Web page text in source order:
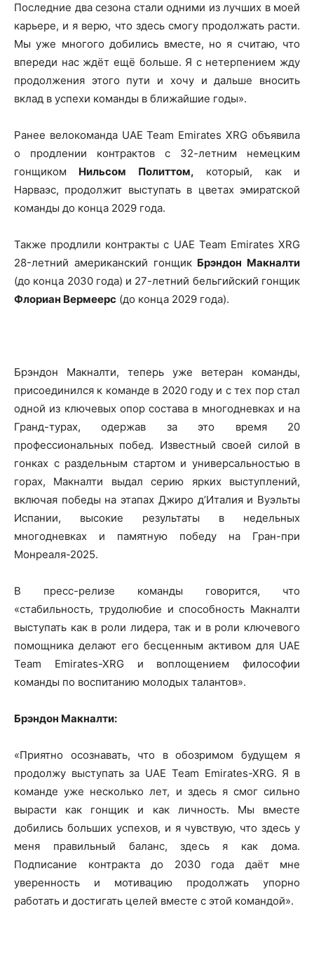
Последние два сезона стали одними из лучших в моей
карьере, и я верю, что здесь смогу продолжать расти.
Мы уже многого добились вместе, но я считаю, что
впереди нас ждёт ещё больше. Я с нетерпением жду
продолжения этого пути и хочу и дальше вносить
вклад в успехи команды в ближайшие годы».
Ранее велокоманда UAE Team Emirates XRG объявила
о продлении контрактов с 32-летним немецким
гонщиком Нильсом Политтом, который, как и
Нарваэс, продолжит выступать в цветах эмиратской
команды до конца 2029 года.
Также продлили контракты с UAE Team Emirates XRG
28-летний американский гонщик Брэндон Макналти
(до конца 2030 года) и 27-летний бельгийский гонщик
Флориан Вермеерс (до конца 2029 года).
Брэндон Макналти, теперь уже ветеран команды,
присоединился к команде в 2020 году и с тех пор стал
одной из ключевых опор состава в многодневках и на
Гранд-турах, одержав за это время 20
профессиональных побед. Известный своей силой в
гонках с раздельным стартом и универсальностью в
горах, Макналти выдал серию ярких выступлений,
включая победы на этапах Джиро д’Италия и Вуэльты
Испании, высокие результаты в недельных
многодневках и памятную победу на Гран-при
Монреаля-2025.
В пресс-релизе команды говорится, что
«стабильность, трудолюбие и способность Макналти
выступать как в роли лидера, так и в роли ключевого
помощника делают его бесценным активом для UAE
Team Emirates-XRG и воплощением философии
команды по воспитанию молодых талантов».
Брэндон Макналти:
«Приятно осознавать, что в обозримом будущем я
продолжу выступать за UAE Team Emirates-XRG. Я в
команде уже несколько лет, и здесь я смог сильно
вырасти как гонщик и как личность. Мы вместе
добились больших успехов, и я чувствую, что здесь у
меня правильный баланс, здесь я как дома.
Подписание контракта до 2030 года даёт мне
уверенность и мотивацию продолжать упорно
работать и достигать целей вместе с этой командой».